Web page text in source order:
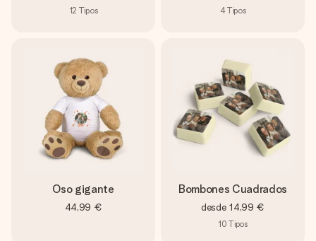
12 Tipos 4Tipos
Oso gigante
44,99 €
Bombones Cuadrados
desde 14,99 €
10 Tipos